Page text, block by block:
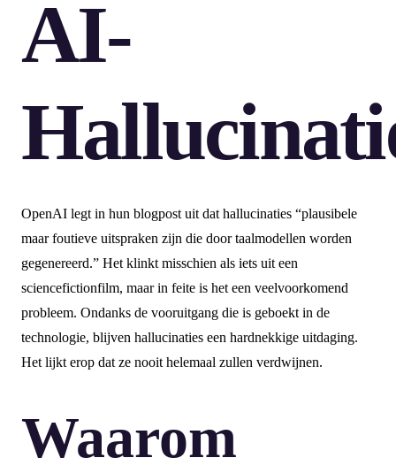
AI-
OpenAI legt in hun blogpost uit dat hallucinaties “plausibele
maar foutieve uitspraken zijn die door taalmodellen worden
gegenereerd.” Het klinkt misschien als iets uit een
sciencefictionfilm, maar in feite is het een veelvoorkomend
probleem. Ondanks de vooruitgang die is geboekt in de
technologie, blijven hallucinaties een hardnekkige uitdaging.
Het lijkt erop dat ze nooit helemaal zullen verdwijnen.
Waarom